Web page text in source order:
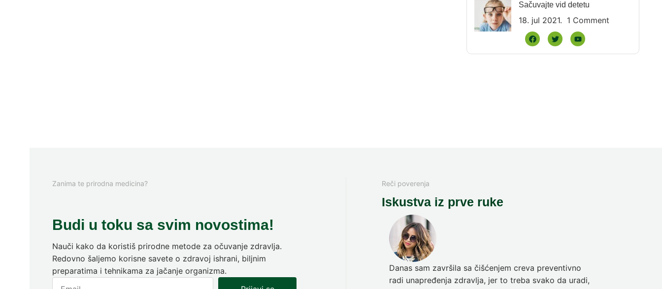
Sačuvajte vid detetu
18. jul 2021. 1 Comment
Zanima te prirodna medicina?
Budi u toku sa svim novostima!
Nauči kako da koristiš prirodne metode za očuvanje zdravlja.
Redovno šaljemo korisne savete o zdravoj ishrani, biljnim
preparatima i tehnikama za jačanje organizma.
Reči poverenja
Iskustva iz prve ruke
Danas sam završila sa čišćenjem creva preventivno
radi unapređenja zdravlja, jer to treba svako da uradi,